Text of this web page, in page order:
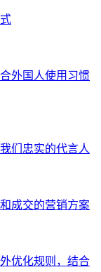
外国人使用习惯
们忠实的代言人
成交的营销方案
优化规则，结合